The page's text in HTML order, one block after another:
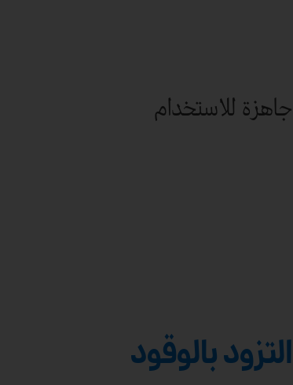
جاهزة للاستخدام
التزود بالوقود